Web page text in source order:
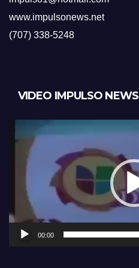
www.impulsonews.net
(707) 338-5248
VIDEO IMPULSO NEWS
Reproductor
00:00